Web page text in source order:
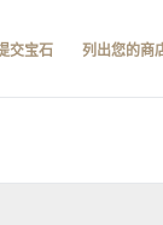
交宝石 列出您的商